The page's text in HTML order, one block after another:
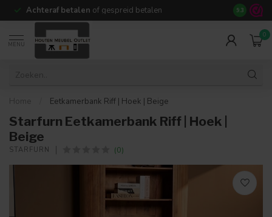
Achteraf betalen of gespreid betalen 14 dagen
9.3
MENU
0
Home Eetkamerbank Riff | Hoek | Beige
Starfurn Eetkamerbank Riff | Hoek |
Beige
STARFURN (0)